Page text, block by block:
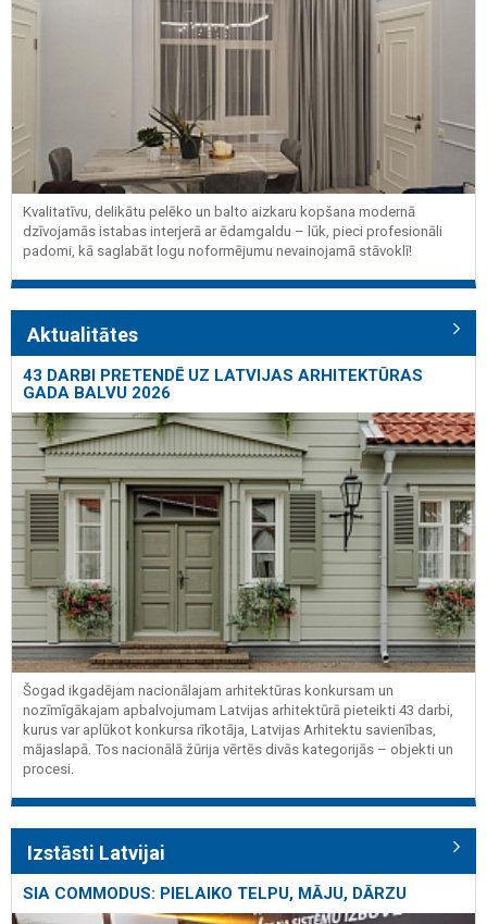
Kvalitatīvu, delikātu pelēko un balto aizkaru kopšana modernā
dzīvojamās istabas interjerā ar ēdamgaldu – lūk, pieci profesionāli
padomi, kā saglabāt logu noformējumu nevainojamā stāvoklī!
Aktualitātes
43 DARBI PRETENDĒ UZ LATVIJAS ARHITEKTŪRAS
GADA BALVU 2026
Šogad ikgadējam nacionālajam arhitektūras konkursam un
nozīmīgākajam apbalvojumam Latvijas arhitektūrā pieteikti 43 darbi,
kurus var aplūkot konkursa rīkotāja, Latvijas Arhitektu savienības,
mājaslapā. Tos nacionālā žūrija vērtēs divās kategorijās – objekti un
procesi.
Izstāsti Latvijai
SIA COMMODUS: PIELAIKO TELPU, MĀJU, DĀRZU